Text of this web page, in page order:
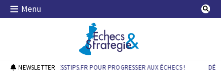
Skip
Menu
Echecs & Stratégie
NEWSLETTER
DÉCOUVREZ CHESSTIPS.FR POUR PROGRESSER AUX ÉCHECS !